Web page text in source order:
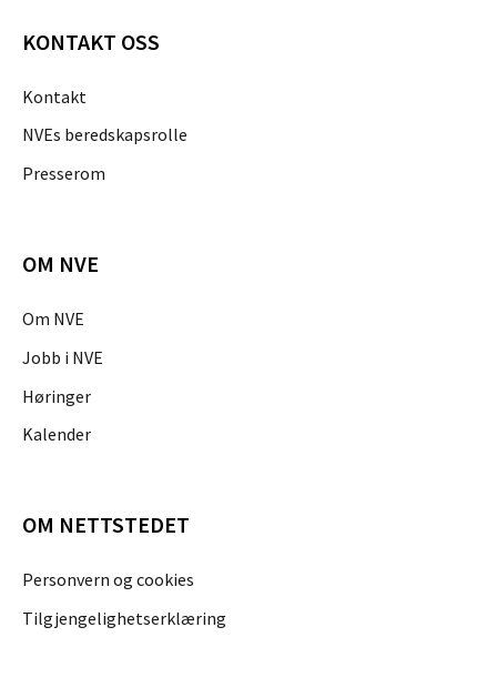
KONTAKT OSS
Kontakt
NVEs beredskapsrolle
Presserom
OM NVE
Om NVE
Jobb i NVE
Høringer
Kalender
OM NETTSTEDET
Personvern og cookies
Tilgjengelighetserklæring